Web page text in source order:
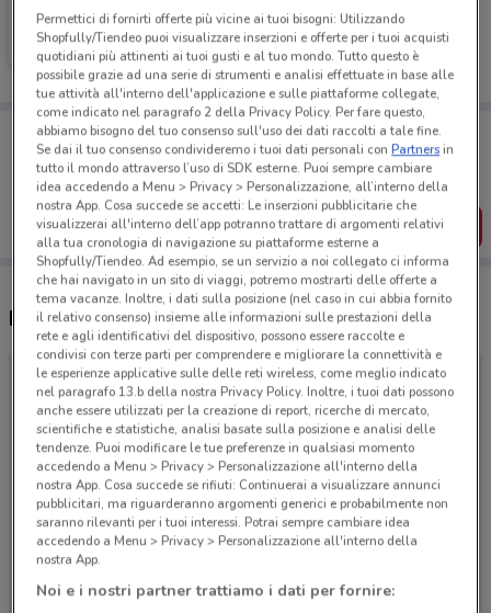
Lidl Viaggi
Scade il 31/12
Porta DoveConviene sempre con te!
Puoi trovare le migliori offerte dei negozi vicino a te,
salvarle e creare la tua lista del risparmio, comodamente
dal tuo cellulare.
SCARICA L’APP
Negozi Lidl Viaggi a Stezzano
Permettici di fornirti offerte più vicine ai tuoi bisogni: Utilizzando
Shopfully/Tiendeo puoi visualizzare inserzioni e offerte per i tuoi acquisti
quotidiani più attinenti ai tuoi gusti e al tuo mondo. Tutto questo è
possibile grazie ad una serie di strumenti e analisi effettuate in base alle
tue attività all'interno dell'applicazione e sulle piattaforme collegate,
come indicato nel paragrafo 2 della Privacy Policy. Per fare questo,
abbiamo bisogno del tuo consenso sull'uso dei dati raccolti a tale fine.
Se dai il tuo consenso condivideremo i tuoi dati personali conPartnersin
tutto il mondo attraverso l’uso di SDK esterne. Puoi sempre cambiare
idea accedendo a Menu > Privacy > Personalizzazione, all’interno della
nostra App. Cosa succede se accetti: Le inserzioni pubblicitarie che
visualizzerai all'interno dell’app potranno trattare di argomenti relativi
alla tua cronologia di navigazione su piattaforme esterne a
Shopfully/Tiendeo. Ad esempio, se un servizio a noi collegato ci informa
che hai navigato in un sito di viaggi, potremo mostrarti delle offerte a
tema vacanze. Inoltre, i dati sulla posizione (nel caso in cui abbia fornito
il relativo consenso) insieme alle informazioni sulle prestazioni della
rete e agli identificativi del dispositivo, possono essere raccolte e
condivisi con terze parti per comprendere e migliorare la connettività e
le esperienze applicative sulle delle reti wireless, come meglio indicato
nel paragrafo 13.b della nostra Privacy Policy. Inoltre, i tuoi dati possono
anche essere utilizzati per la creazione di report, ricerche di mercato,
scientifiche e statistiche, analisi basate sulla posizione e analisi delle
tendenze. Puoi modificare le tue preferenze in qualsiasi momento
accedendo a Menu > Privacy > Personalizzazione all'interno della
nostra App. Cosa succede se rifiuti: Continuerai a visualizzare annunci
pubblicitari, ma riguarderanno argomenti generici e probabilmente non
saranno rilevanti per i tuoi interessi. Potrai sempre cambiare idea
accedendo a Menu > Privacy > Personalizzazione all'interno della
nostra App.
Noi e i nostri partner trattiamo i dati per fornire: